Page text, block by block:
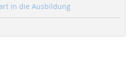
in die Ausbildung